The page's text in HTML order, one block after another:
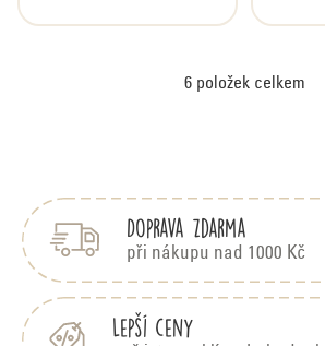
O
á
d
a
6položek celkem
Doprava zdarma
při nákupu nad 1000 Kč
Lepší ceny